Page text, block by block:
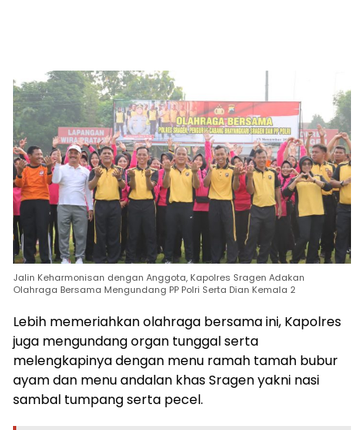
Jalin Keharmonisan dengan Anggota, Kapolres Sragen Adakan
Olahraga Bersama Mengundang PP Polri Serta Dian Kemala 2
Lebih memeriahkan olahraga bersama ini, Kapolres
juga mengundang organ tunggal serta
melengkapinya dengan menu ramah tamah bubur
ayam dan menu andalan khas Sragen yakni nasi
sambal tumpang serta pecel.